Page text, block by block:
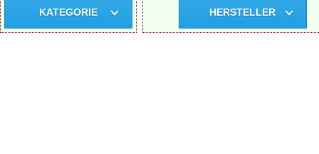
KATEGORIE HERSTELLER